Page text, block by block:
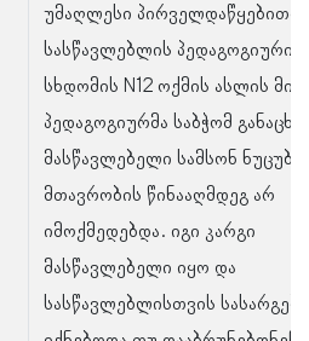
უმაღლესი პირველდაწყებითი
სასწავლებლის პედაგოგიური
სხდომის N12 ოქმის ასლის
პედაგოგიურმა საბჭომ
მასწავლებელი სამსონ
მთავრობის წინააღმდეგ არ
იმოქმედებდა. იგი კარგი
მასწავლებელი იყო და
სასწავლებლისთვის